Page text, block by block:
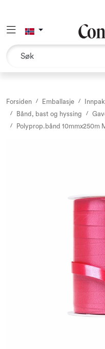
Toggle navigation
Forsiden Emballasje
Bånd, bast og hyssing
Polyprop.bånd 10mmx250m
Interiør og møbler
Utemiljø
Emballasje
Sesonger og høytider
Kampanjer og Outlet